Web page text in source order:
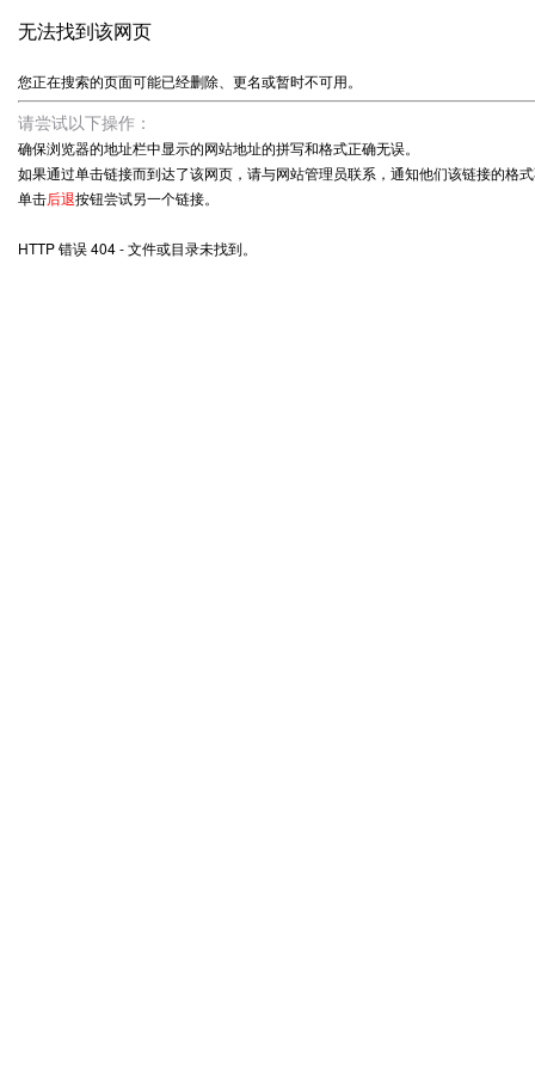
无法找到该网页
您正在搜索的页面可能已经删除、更名或暂时不可用。
请尝试以下操作：
确保浏览器的地址栏中显示的网站地址的拼写和格式正确无误。
如果通过单击链接而到达了该网页，请与网站管理员联系，通知他们该链接的格
单击后退按钮尝试另一个链接。
HTTP 错误 404 - 文件或目录未找到。